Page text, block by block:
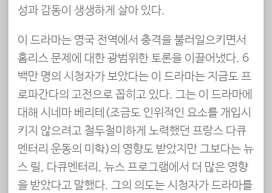
성과 감동이 생생하게 살아 있다.
이 드라마는 영국 전역에서 충격을 불러일으키면서
홈리스 문제에 대한 광범위한 토론을 이끌어냈다. 6
백만 명의 시청자가 보았다는 이 드라마는 지금도 프
로파간다의 고전으로 꼽히고 있다. 그는 이 드라마에
대해 시네마 베리테(조금도 인위적인 요소를 개입시
키지 않으려고 철두철미하게 노력했던 프랑스 다큐
멘터리 운동의 미학)의 영향도 받았지만 그보다는 뉴
스 릴, 다큐멘터리, 뉴스 프로그램에서 더 많은 영향
을 받았다고 말했다. 그의 의도는 시청자가 드라마를